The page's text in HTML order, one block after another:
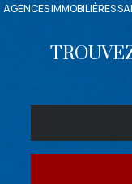
AGENCES IMMOBILIÈRES